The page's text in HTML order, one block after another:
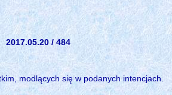
2017.05.20 / 484
modlących się w podanych intencjach.